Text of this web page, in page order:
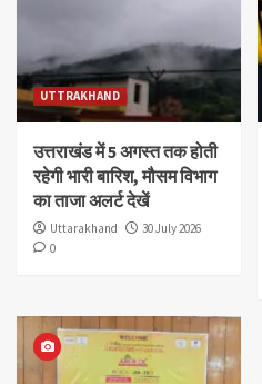
UTTRAKHAND
उत्तराखंड में 5 अगस्त तक होती
रहेगी भारी बारिश, मौसम विभाग
का ताजा अलर्ट देखें
Uttarakhand
30 July 2026
0